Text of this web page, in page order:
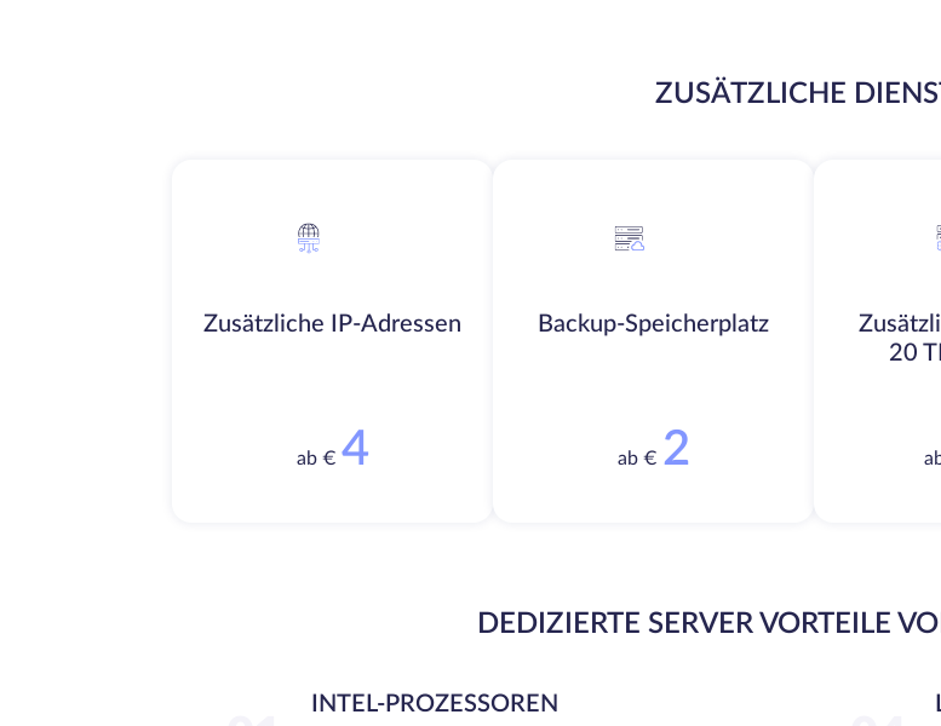
ZUSÄTZLICHE
Zusätzliche IP-Adressen
ab € 4
Backup-Speicherplatz
ab € 2
20
DEDIZIERTE SERVER VORTEILE
INTEL-PROZESSOREN